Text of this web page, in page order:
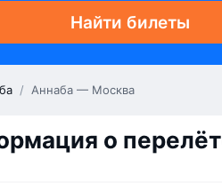
Найти билеты
/ Аннаба — Москва
о